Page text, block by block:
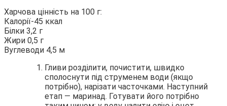
Харчова цінність на 100 г:
Калорії-45 ккал
Білки 3,2 г
Жири 0,5 г
Вуглеводи 4,5 м
Гливи розділити, почистити, швидко
сполоснути під струменем води (якщо
потрібно), нарізати часточками. Наступний
етап — маринад. Готувати його потрібно